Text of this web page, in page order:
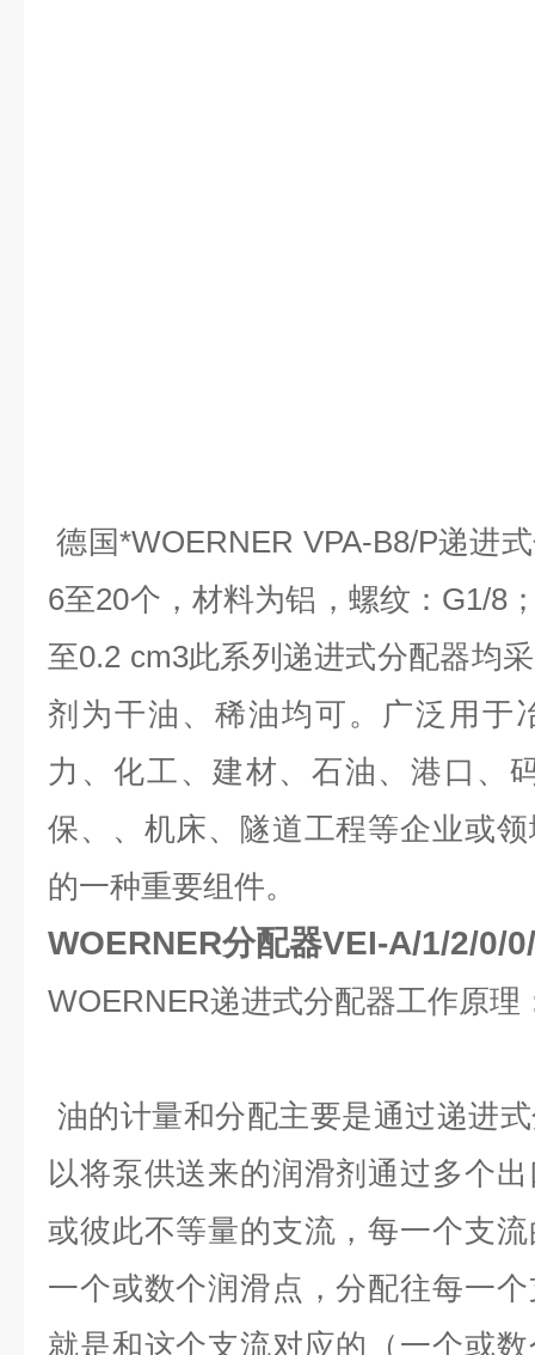
德国*WOERNER VPA-B8/P递进
6至20个，材料为铝，螺纹：G1/8
至0.2 cm3此系列递进式分配器均
剂为干油、稀油均可。广泛用于
力、化工、建材、石油、港口、
保、、机床、隧道工程等企业或
的一种重要组件。
WOERNER分配器VEI-A/1/2/0/
WOERNER递进式分配器工作原理
油的计量和分配主要是通过递进
以将泵供送来的润滑剂通过多个
或彼此不等量的支流，每一个支
一个或数个润滑点，分配往每一
就是和这个支流对应的（一个或